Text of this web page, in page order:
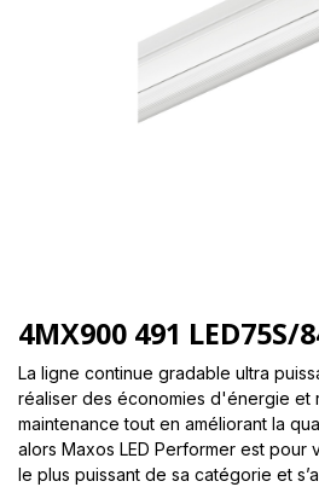
4MX900 491 LED75S/
La ligne continue gradable ultra
réaliser des économies d'énergie et
maintenance tout en améliorant la
alors Maxos LED Performer est pour
le plus puissant de sa catégorie et